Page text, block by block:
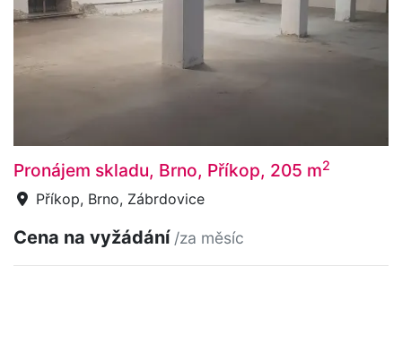
Pronájem skladu, Brno, Příkop, 205 m2
Příkop, Brno, Zábrdovice
Cena na vyžádání /za měsíc